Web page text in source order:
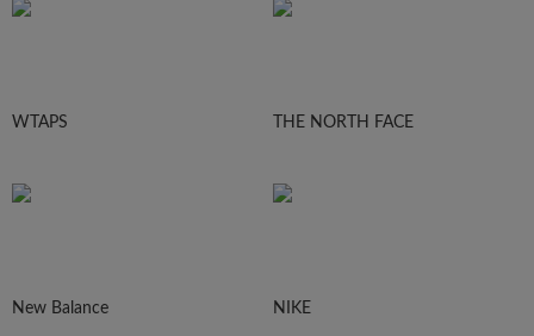
WTAPS THE NORTH FACE
New Balance NIKE